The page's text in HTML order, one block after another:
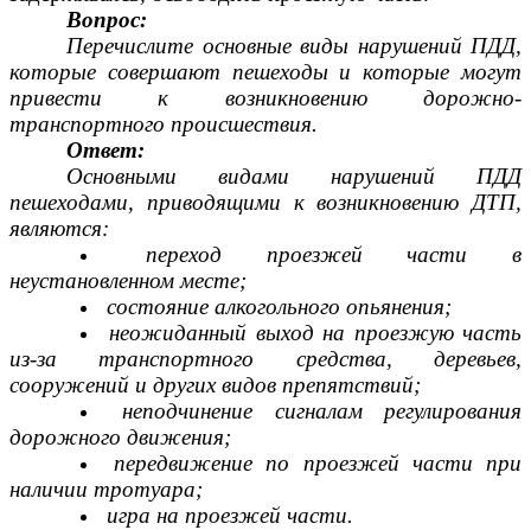
Вопрос:
Перечислите основные виды нарушений ПДД,
которые совершают пешеходы и которые могут
привести к возникновению дорожно-
транспортного происшествия.
Ответ:
Основными видами нарушений ПДД
пешеходами, приводящими к возникновению ДТП,
являются:
переход проезжей части в
неустановленном месте;
состояние алкогольного опьянения;
неожиданный выход на проезжую часть
из-за транспортного средства, деревьев,
сооружений и других видов препятствий;
неподчинение сигналам регулирования
дорожного движения;
передвижение по проезжей части при
наличии тротуара;
игра на проезжей части.